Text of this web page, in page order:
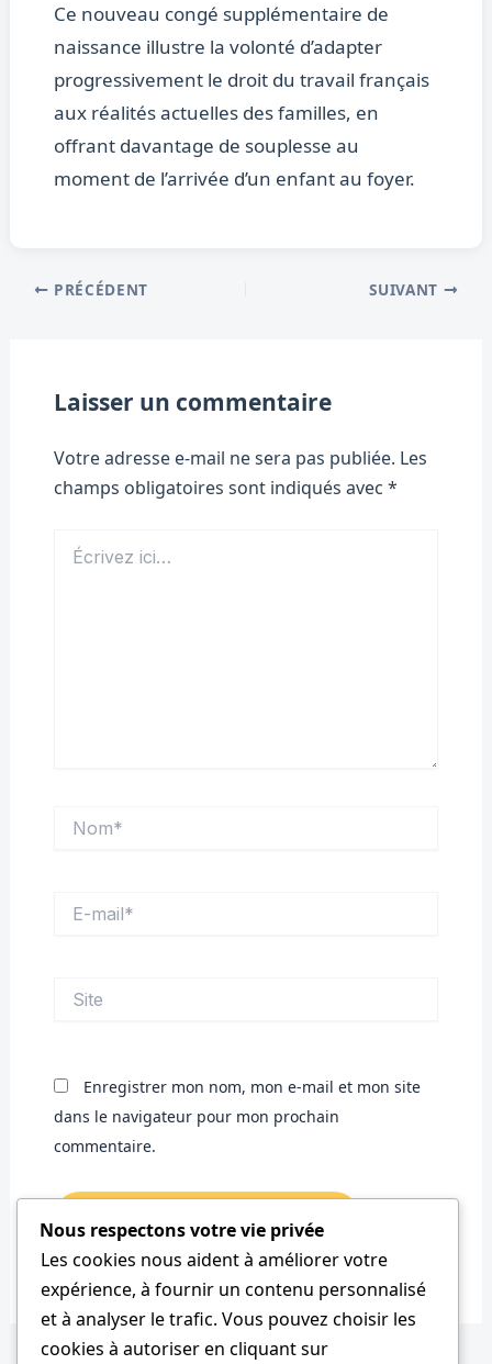
Ce nouveau congé supplémentaire de
naissance illustre la volonté d’adapter
progressivement le droit du travail français
aux réalités actuelles des familles, en
offrant davantage de souplesse au
moment de l’arrivée d’un enfant au foyer.
PRÉCÉDENT SUIVANT
Laisser un commentaire
Votre adresse e-mail ne sera pas publiée. Les
champs obligatoires sont indiqués avec *
ici…
mail*
Enregistrer mon nom, mon e-mail et mon site
dans le navigateur pour mon prochain
commentaire.
Nous respectons votre vie privée
Les cookies nous aident à améliorer votre
expérience, à fournir un contenu personnalisé
et à analyser le trafic. Vous pouvez choisir les
cookies à autoriser en cliquant sur